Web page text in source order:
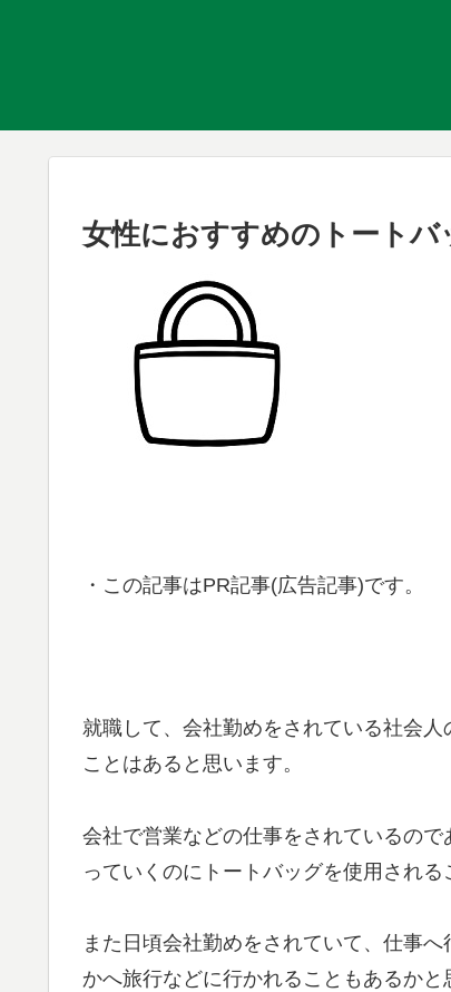
女性におすすめのトート
・この記事はPR記事(広告記事)です。
就職して、会社勤めをされている社会
ことはあると思います。
会社で営業などの仕事をされているの
っていくのにトートバッグを使用される
また日頃会社勤めをされていて、仕事
かへ旅行などに行かれることもあるかと